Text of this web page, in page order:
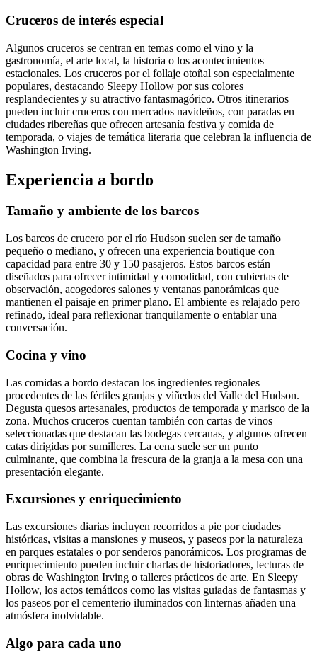
Cruceros de interés especial
Algunos cruceros se centran en temas como el vino y la
gastronomía, el arte local, la historia o los acontecimientos
estacionales. Los cruceros por el follaje otoñal son especialmente
populares, destacando Sleepy Hollow por sus colores
resplandecientes y su atractivo fantasmagórico. Otros itinerarios
pueden incluir cruceros con mercados navideños, con paradas en
ciudades ribereñas que ofrecen artesanía festiva y comida de
temporada, o viajes de temática literaria que celebran la influencia de
Washington Irving.
Experiencia a bordo
Tamaño y ambiente de los barcos
Los barcos de crucero por el río Hudson suelen ser de tamaño
pequeño o mediano, y ofrecen una experiencia boutique con
capacidad para entre 30 y 150 pasajeros. Estos barcos están
diseñados para ofrecer intimidad y comodidad, con cubiertas de
observación, acogedores salones y ventanas panorámicas que
mantienen el paisaje en primer plano. El ambiente es relajado pero
refinado, ideal para reflexionar tranquilamente o entablar una
conversación.
Cocina y vino
Las comidas a bordo destacan los ingredientes regionales
procedentes de las fértiles granjas y viñedos del Valle del Hudson.
Degusta quesos artesanales, productos de temporada y marisco de la
zona. Muchos cruceros cuentan también con cartas de vinos
seleccionadas que destacan las bodegas cercanas, y algunos ofrecen
catas dirigidas por sumilleres. La cena suele ser un punto
culminante, que combina la frescura de la granja a la mesa con una
presentación elegante.
Excursiones y enriquecimiento
Las excursiones diarias incluyen recorridos a pie por ciudades
históricas, visitas a mansiones y museos, y paseos por la naturaleza
en parques estatales o por senderos panorámicos. Los programas de
enriquecimiento pueden incluir charlas de historiadores, lecturas de
obras de Washington Irving o talleres prácticos de arte. En Sleepy
Hollow, los actos temáticos como las visitas guiadas de fantasmas y
los paseos por el cementerio iluminados con linternas añaden una
atmósfera inolvidable.
Algo para cada uno